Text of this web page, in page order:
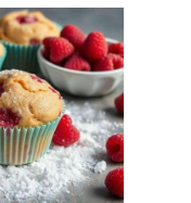
en
des contrôles
à chaque
de design,
et qualité pour
pratiques et
quotidien